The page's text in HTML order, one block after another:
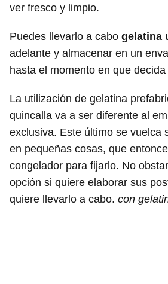
ver fresco y limpio.
Puedes llevarlo a cabo gelatina
adelante y almacenar en un
hasta el momento en que decida
La utilización de gelatina
quincalla va a ser diferente al
exclusiva. Este último se vuelca
en pequeñas cosas, que
congelador para fijarlo. No
opción si quiere elaborar sus
quiere llevarlo a cabo. con